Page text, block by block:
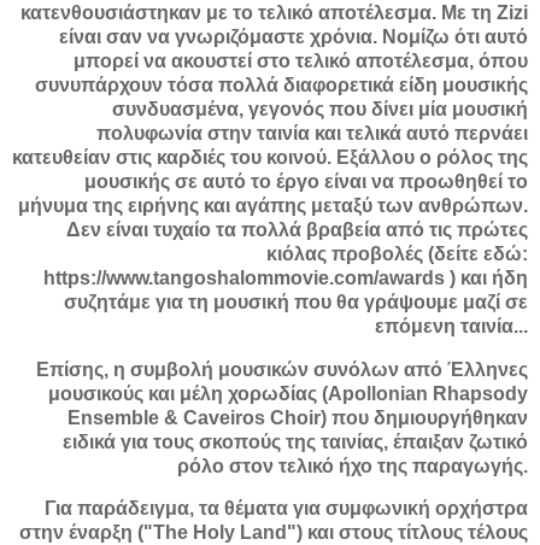
κατενθουσιάστηκαν με το τελικό αποτέλεσμα. Με τη Zizi
είναι σαν να γνωριζόμαστε χρόνια. Νομίζω ότι αυτό
μπορεί να ακουστεί στο τελικό αποτέλεσμα, όπου
συνυπάρχουν τόσα πολλά διαφορετικά είδη μουσικής
συνδυασμένα, γεγονός που δίνει μία μουσική
πολυφωνία στην ταινία και τελικά αυτό περνάει
κατευθείαν στις καρδιές του κοινού. Εξάλλου ο ρόλος της
μουσικής σε αυτό το έργο είναι να προωθηθεί το
μήνυμα της ειρήνης και αγάπης μεταξύ των ανθρώπων.
Δεν είναι τυχαίο τα πολλά βραβεία από τις πρώτες
κιόλας προβολές (δείτε εδώ:
https://www.tangoshalommovie.com/awards ) και ήδη
συζητάμε για τη μουσική που θα γράψουμε μαζί σε
επόμενη ταινία...
Επίσης, η συμβολή μουσικών συνόλων από Έλληνες
μουσικούς και μέλη χορωδίας (Apollonian Rhapsody
Ensemble & Caveiros Choir) που δημιουργήθηκαν
ειδικά για τους σκοπούς της ταινίας, έπαιξαν ζωτικό
ρόλο στον τελικό ήχο της παραγωγής.
Για παράδειγμα, τα θέματα για συμφωνική ορχήστρα
στην έναρξη ("The Holy Land") και στους τίτλους τέλους